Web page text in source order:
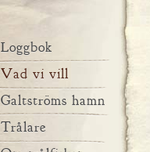
Loggbok
Vad vi vill
Galtströms hamn
Trålare